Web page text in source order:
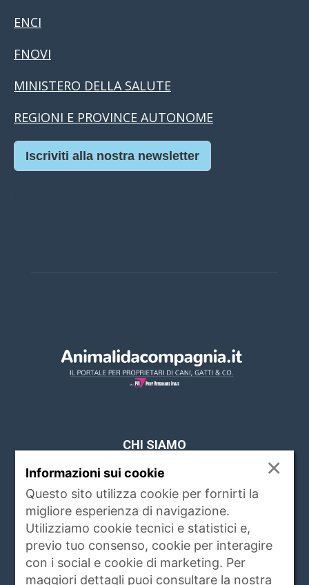
ENCI
FNOVI
MINISTERO DELLA SALUTE
REGIONI E PROVINCE AUTONOME
Iscriviti alla nostra newsletter
CHI SIAMO
www.animalidacompagnia.it è il portale che
soddisfa le esigenze dei proprietari di PET,
trait d'union tra proprietario e veterinari,
istituzioni, allevatori ed operatori del settore.
Raccoglie ogni giorno notizie di attualità,
igiene e salute, rubriche, eventi e servizi
riguardanti gli animali da compagnia e non
Informazioni sui cookie ×
Questo sito utilizza cookie per fornirti la
migliore esperienza di navigazione.
Utilizziamo cookie tecnici e statistici e,
previo tuo consenso, cookie per interagire
con i social e cookie di marketing. Per
maggiori dettagli puoi consultare la nostra